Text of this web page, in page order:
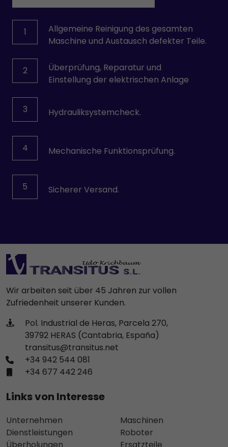
1
Allgemeine Reinigung des gesamten
Maschine und Austausch defekter Teile.
2
Überprüfung, Reparatur und
Einstellung der elektrischen Anlage
3 Hydrauliksystemcheck.
4 Mechanische Funktionsprüfung.
5 Sicherer Versand.
Wir arbeiten seit über 45 Jahren zur vollen
Zufriedenheit unserer Kunden.
Pol. Industrial de Heras, Parcela 270,
39792 HERAS (Cantabria, España)
transitus@transitus.net
+34 942 544 081
+34 677 442 246
Links von Interesse
Unternehmen
Dienstleistungen
Maschinen
Roboter